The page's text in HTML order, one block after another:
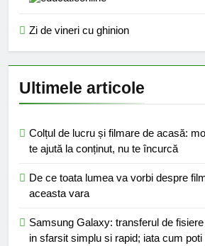
Zi de vineri cu ghinion
Ultimele articole
Colțul de lucru și filmare de acasă:
te ajută la conținut, nu te încurcă
De ce toata lumea va vorbi despre
aceasta vara
Samsung Galaxy: transferul de
in sfarsit simplu si rapid; iata cum